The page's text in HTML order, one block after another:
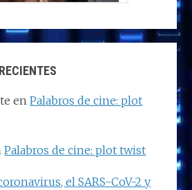
enPalabros de cine: plot
Palabros de cine: plot twist
el SARS-CoV-2 y